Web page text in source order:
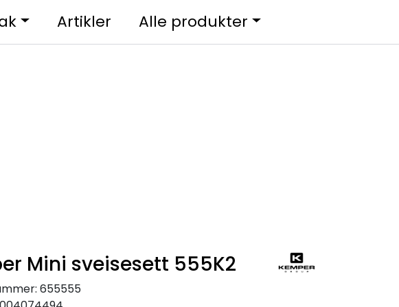
Kundesenter Favoritter
Artikler Alle produkter
Mini sveisesett 555K2
655555